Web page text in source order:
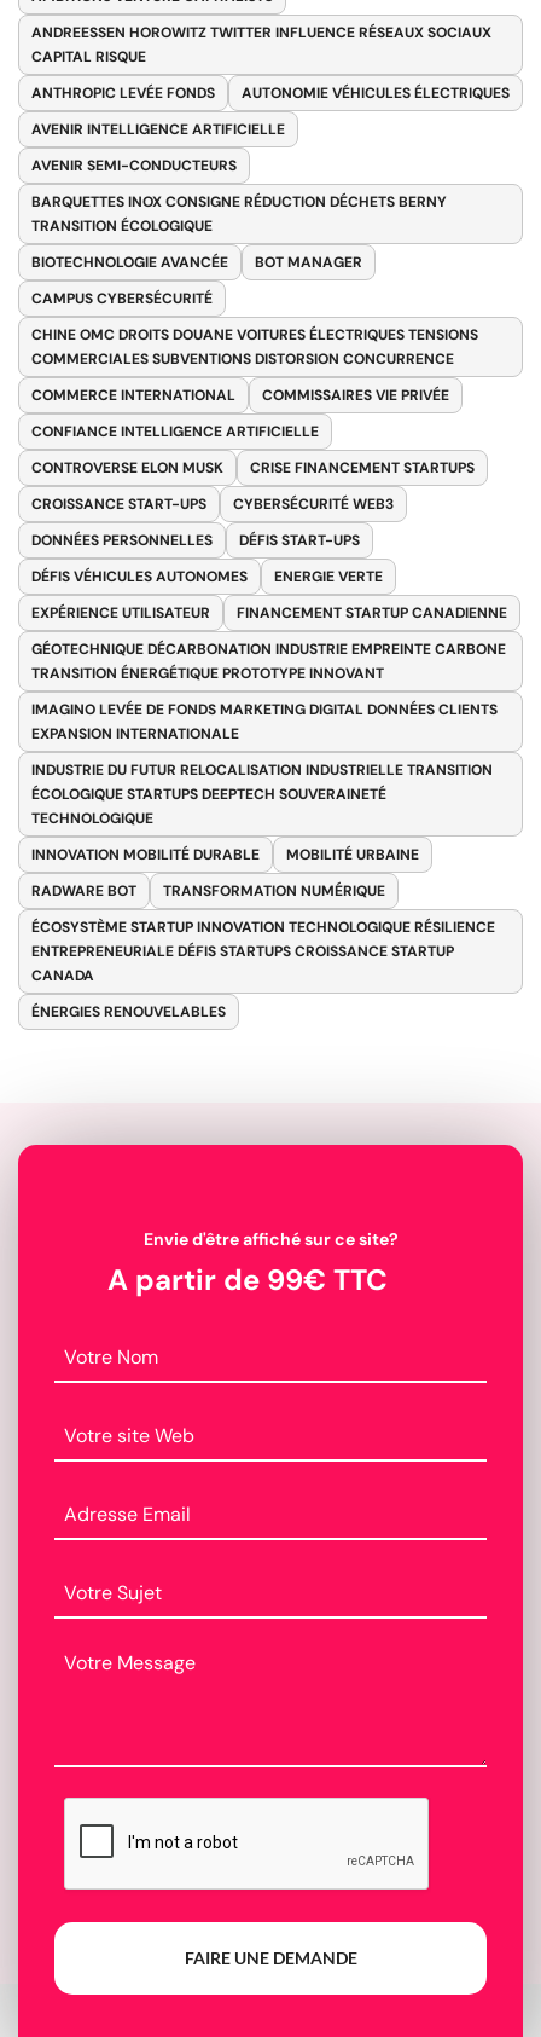
ANDREESSEN HOROWITZ TWITTER INFLUENCE RÉSEAUX SOCIAUX
CAPITAL RISQUE
ANTHROPIC LEVÉE FONDS
AUTONOMIE VÉHICULES ÉLECTRIQUES
AVENIR INTELLIGENCE ARTIFICIELLE
AVENIR SEMI-CONDUCTEURS
BARQUETTES INOX CONSIGNE RÉDUCTION DÉCHETS BERNY
TRANSITION ÉCOLOGIQUE
BIOTECHNOLOGIE AVANCÉE
BOT MANAGER
CAMPUS CYBERSÉCURITÉ
CHINE OMC DROITS DOUANE VOITURES ÉLECTRIQUES TENSIONS
COMMERCIALES SUBVENTIONS DISTORSION CONCURRENCE
COMMERCE INTERNATIONAL
COMMISSAIRES VIE PRIVÉE
CONFIANCE INTELLIGENCE ARTIFICIELLE
CONTROVERSE ELON MUSK
CRISE FINANCEMENT STARTUPS
CROISSANCE START-UPS
CYBERSÉCURITÉ WEB3
DONNÉES PERSONNELLES
DÉFIS START-UPS
DÉFIS VÉHICULES AUTONOMES
ENERGIE VERTE
EXPÉRIENCE UTILISATEUR
FINANCEMENT STARTUP CANADIENNE
GÉOTECHNIQUE DÉCARBONATION INDUSTRIE EMPREINTE CARBONE
TRANSITION ÉNERGÉTIQUE PROTOTYPE INNOVANT
IMAGINO LEVÉE DE FONDS MARKETING DIGITAL DONNÉES CLIENTS
EXPANSION INTERNATIONALE
INDUSTRIE DU FUTUR RELOCALISATION INDUSTRIELLE TRANSITION
ÉCOLOGIQUE STARTUPS DEEPTECH SOUVERAINETÉ
TECHNOLOGIQUE
INNOVATION MOBILITÉ DURABLE
MOBILITÉ URBAINE
RADWARE BOT
TRANSFORMATION NUMÉRIQUE
ÉCOSYSTÈME STARTUP INNOVATION TECHNOLOGIQUE RÉSILIENCE
ENTREPRENEURIALE DÉFIS STARTUPS CROISSANCE STARTUP
CANADA
ÉNERGIES RENOUVELABLES
Envie d'être affiché sur ce site?
A partir de 99€ TTC
FAIRE UNE DEMANDE